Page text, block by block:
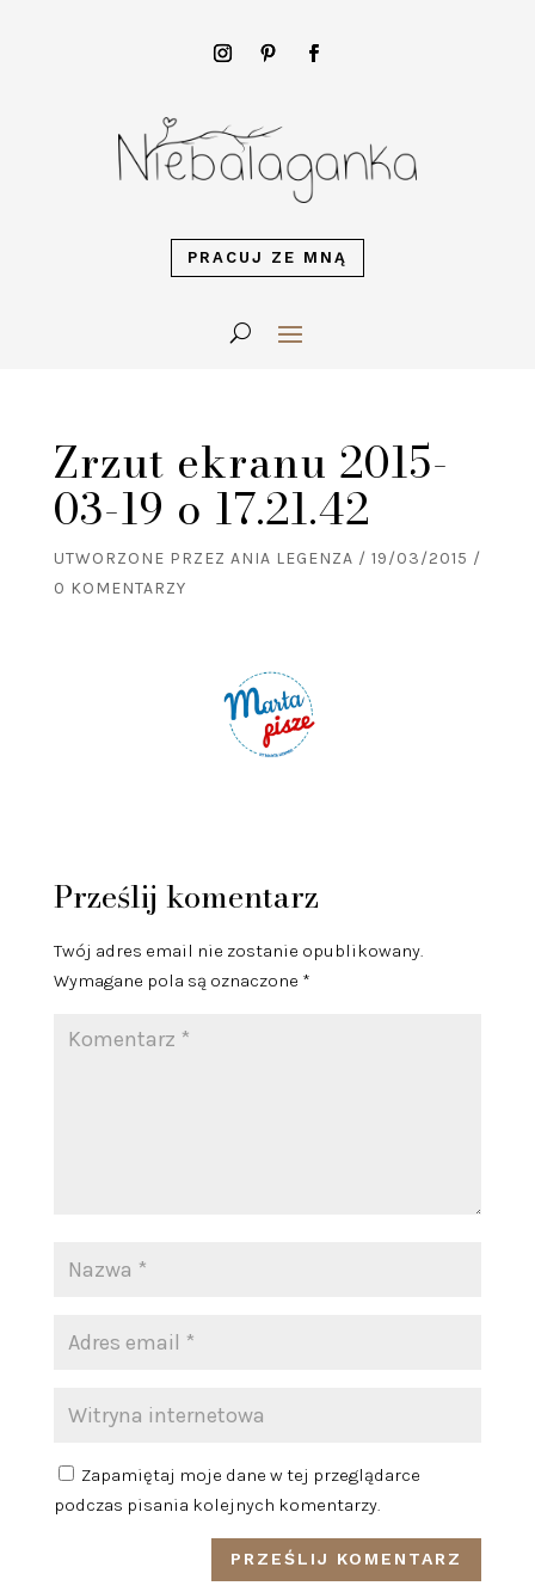
PRACUJ ZE MNĄ
Zrzut ekranu 2015-
03-19 o 17.21.42
UTWORZONE PRZEZ ANIA LEGENZA / 19/03/2015 /
0 KOMENTARZY
Prześlij komentarz
Twój adres email nie zostanie opublikowany.
Wymagane pola są oznaczone *
Zapamiętaj moje dane w tej przeglądarce
podczas pisania kolejnych komentarzy.